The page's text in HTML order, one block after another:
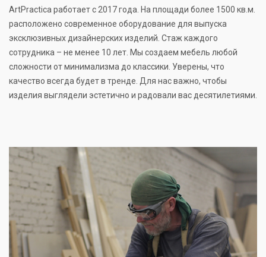
ArtPractica работает с 2017 года. На площади более 1500 кв.м.
расположено современное оборудование для выпуска
эксклюзивных дизайнерских изделий. Стаж каждого
сотрудника – не менее 10 лет. Мы создаем мебель любой
сложности от минимализма до классики. Уверены, что
качество всегда будет в тренде. Для нас важно, чтобы
изделия выглядели эстетично и радовали вас десятилетиями.